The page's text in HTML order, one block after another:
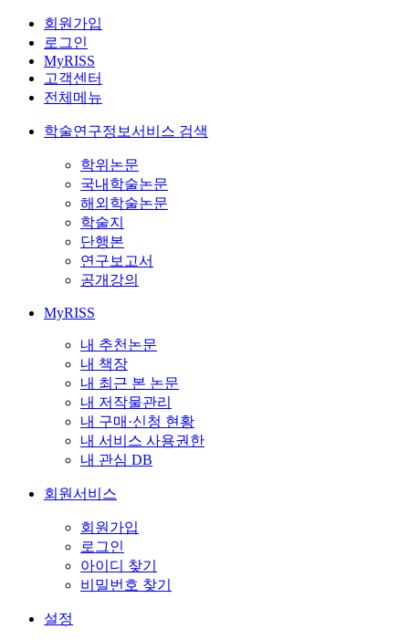
회원가입
로그인
MyRISS
고객센터
전체메뉴
학술연구정보서비스 검색
학위논문
국내학술논문
해외학술논문
학술지
단행본
연구보고서
공개강의
MyRISS
내 추천논문
내 책장
내 최근 본 논문
내 저작물관리
내 구매·신청 현황
내 서비스 사용권한
내 관심 DB
회원서비스
회원가입
로그인
아이디 찾기
비밀번호 찾기
설정